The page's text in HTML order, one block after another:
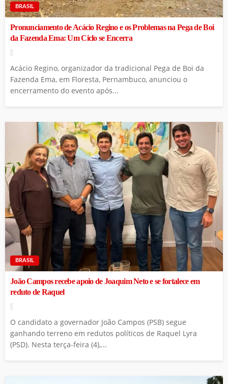
BRASIL
Pronunciamento de Acácio Regino e os Problemas na Pega de Boi
da Fazenda Ema: Um Ciclo se Encerra
Acácio Regino, organizador da tradicional Pega de Boi da
Fazenda Ema, em Floresta, Pernambuco, anunciou o
encerramento do evento após...
BRASIL
João Campos recebe apoio de Joaquim Neto e se fortalece em
reduto de Raquel
O candidato a governador João Campos (PSB) segue
ganhando terreno em redutos políticos de Raquel Lyra
(PSD). Nesta terça-feira (4),...